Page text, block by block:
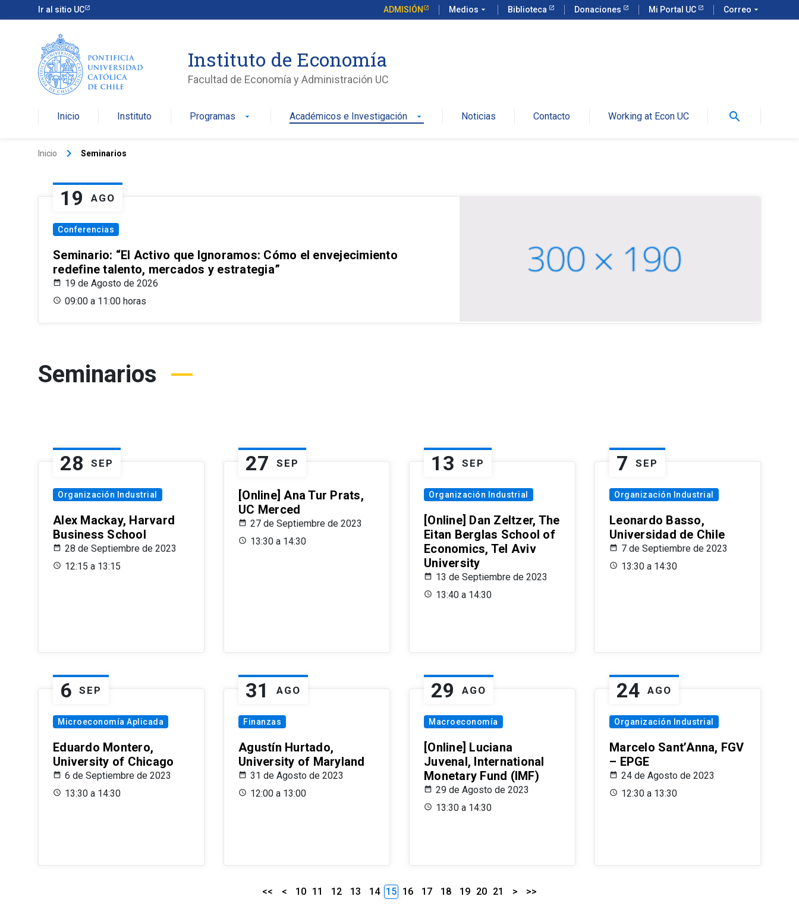
Ir al sitio UC ADMISIÓN Medios arrow_drop_down Biblioteca Donaciones Mi Portal UC Correo arrow_drop_down
Instituto de Economía
Facultad de Economía y Administración UC
Inicio Instituto Programas arrow_drop_down Académicos e Investigación arrow_drop_down Noticias Contacto Working at Econ UC search
Inicio keyboard_arrow_right Seminarios
19 AGO
Conferencias
Seminario: “El Activo que Ignoramos: Cómo el envejecimiento
redefine talento, mercados y estrategia”
19 de Agosto de 2026
09:00 a 11:00 horas
Seminarios
28 SEP
Organización Industrial
Alex Mackay, Harvard
Business School
28 de Septiembre de 2023
12:15 a 13:15
27 SEP
[Online] Ana Tur Prats,
UC Merced
27 de Septiembre de 2023
13:30 a 14:30
13 SEP
Organización Industrial
[Online] Dan Zeltzer, The
Eitan Berglas School of
Economics, Tel Aviv
University
13 de Septiembre de 2023
13:40 a 14:30
7 SEP
Organización Industrial
Leonardo Basso,
Universidad de Chile
7 de Septiembre de 2023
13:30 a 14:30
6 SEP
Microeconomía Aplicada
Eduardo Montero,
University of Chicago
6 de Septiembre de 2023
13:30 a 14:30
31 AGO
Finanzas
Agustín Hurtado,
University of Maryland
31 de Agosto de 2023
12:00 a 13:00
29 AGO
Macroeconomía
[Online] Luciana
Juvenal, International
Monetary Fund (IMF)
29 de Agosto de 2023
13:30 a 14:30
24 AGO
Organización Industrial
Marcelo Sant’Anna, FGV
– EPGE
24 de Agosto de 2023
12:30 a 13:30
<< < 10 11 12 13 14 15 16 17 18 19 20 21 > >>